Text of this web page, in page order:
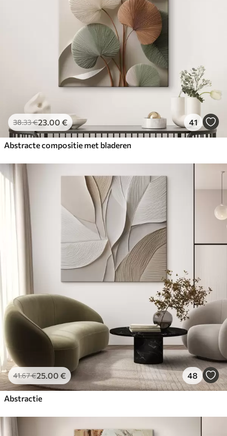
38.33€23.00 € 41
Abstracte compositie met bladeren
41.67€25.00 € 48
Abstractie